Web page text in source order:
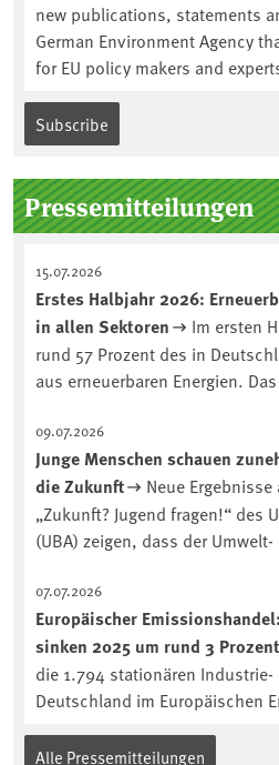
new publications, statements
German Environment Agency
for EU policy makers and
Subscribe
Pressemitteilungen
15.07.2026
Erstes Halbjahr 2026:
in allen Sektoren
Im ersten
rund 57 Prozent des in
aus erneuerbaren Energien. Das
09.07.2026
Junge Menschen schauen
die Zukunft
Neue
„Zukunft? Jugend fragen!“ des
(UBA) zeigen, dass der Umwelt-
07.07.2026
Europäischer
sinken 2025 um rund 3 Prozent
die 1.794 stationären Industrie-
Deutschland im Europäischen
Alle Pressemitteilungen